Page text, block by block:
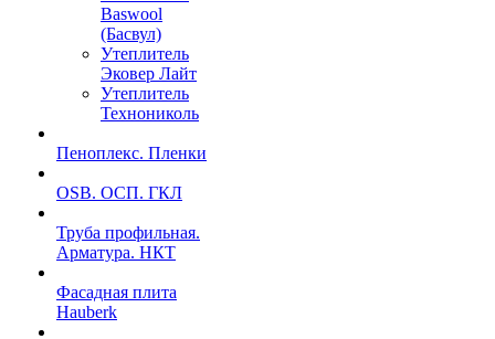
Baswool
(Басвул)
Утеплитель
Эковер Лайт
Утеплитель
Технониколь
Пеноплекс. Пленки
OSB. ОСП. ГКЛ
Труба профильная.
Арматура. НКТ
Фасадная плита
Hauberk